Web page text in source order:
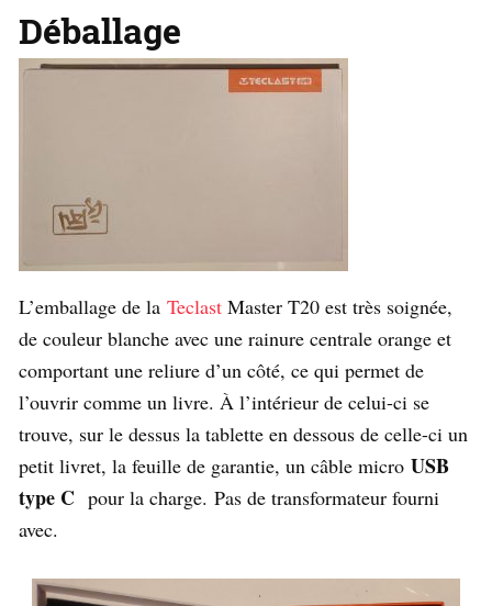
Déballage
L’emballage de la Teclast Master T20 est très soignée,
de couleur blanche avec une rainure centrale orange et
comportant une reliure d’un côté, ce qui permet de
l’ouvrir comme un livre. À l’intérieur de celui-ci se
trouve, sur le dessus la tablette en dessous de celle-ci un
petit livret, la feuille de garantie, un câble micro USB
type C pour la charge. Pas de transformateur fourni
avec.